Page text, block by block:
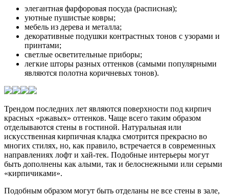
элегантная фарфоровая посуда (расписная);
уютные пушистые ковры;
мебель из дерева и металла;
декоративные подушки контрастных тонов с узорами и
принтами;
светлые осветительные приборы;
легкие шторы разных оттенков (самыми популярными
являются полотна коричневых тонов).
Трендом последних лет являются поверхности под кирпич
красных «ржавых» оттенков. Чаще всего таким образом
отделываются стены в гостиной. Натуральная или
искусственная кирпичная кладка смотрится прекрасно во
многих стилях, но, как правило, встречается в современных
направлениях лофт и хай-тек. Подобные интерьеры могут
быть дополнены как алыми, так и белоснежными или серыми
«кирпичиками».
Подобным образом могут быть отделаны не все стены в зале,